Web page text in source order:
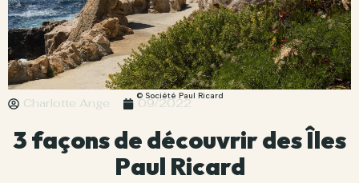
© Société Paul Ricard
Charlotte Ange 09/2022
3 façons de découvrir des Îles
Paul Ricard